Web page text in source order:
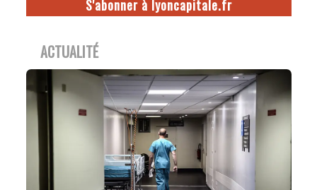
S'abonner à lyoncapitale.fr
ACTUALITÉ